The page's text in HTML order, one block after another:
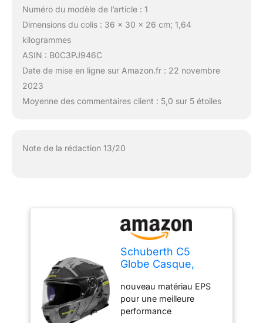
Numéro du modèle de l’article : 1
Dimensions du colis : 36 x 30 x 26 cm; 1,64
kilogrammes
ASIN : B0C3PJ946C
Date de mise en ligne sur Amazon.fr : 22 novembre
2023
Moyenne des commentaires client : 5,0 sur 5 étoiles
Note de la rédaction 13/20
Schuberth C5
Globe Casque,
nouveau matériau EPS
pour une meilleure
performance